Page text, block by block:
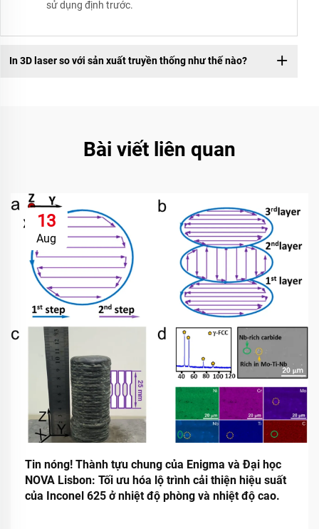
sử dụng định trước.
In 3D laser so với sản xuất truyền thống như thế nào?
Bài viết liên quan
13
Aug
Tin nóng! Thành tựu chung của Enigma và Đại học
NOVA Lisbon: Tối ưu hóa lộ trình cải thiện hiệu suất
của Inconel 625 ở nhiệt độ phòng và nhiệt độ cao.